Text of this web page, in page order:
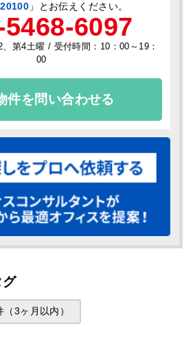
20100 」とお伝えください。
5468-6097
第4土曜 / 受付時間：10：00～19：
00
件を問い合わせる
グ
3ヶ月以内）